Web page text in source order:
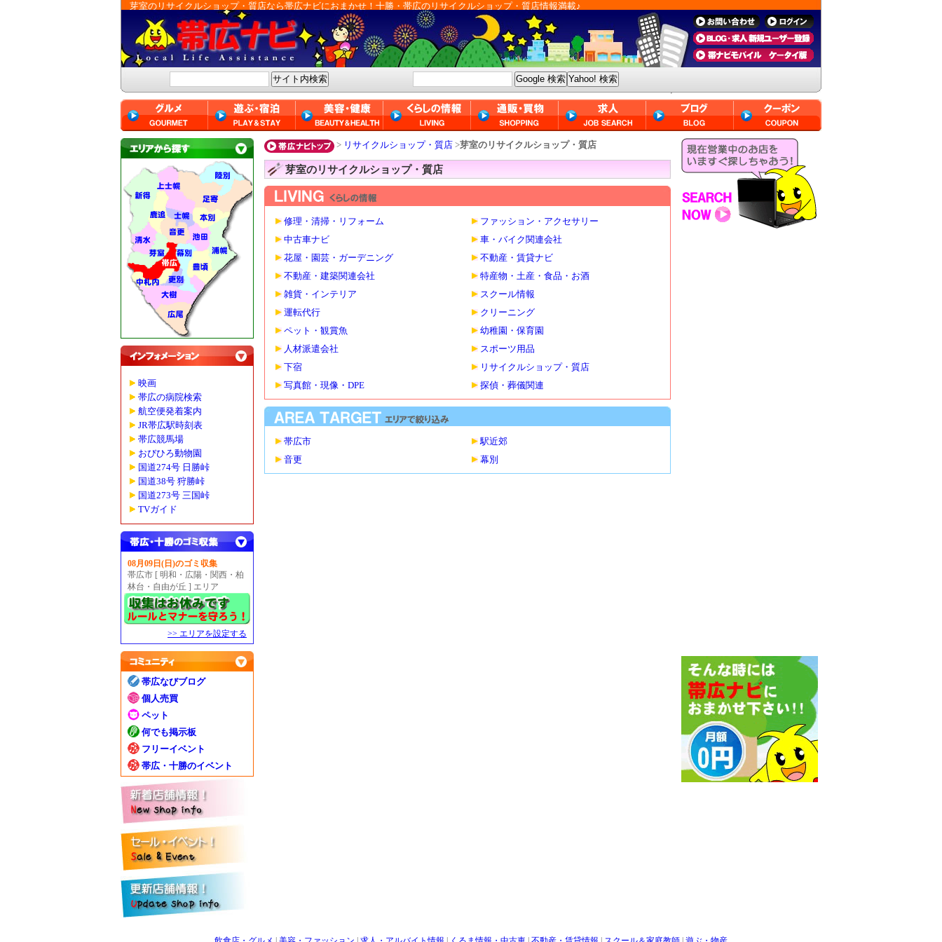
芽室のリサイクルショップ・質店なら帯広ナビにおまかせ！十勝・帯広のリサイクルショップ・質店情報満載♪
映画
帯広の病院検索
航空便発着案内
JR帯広駅時刻表
帯広競馬場
おびひろ動物園
国道274号 日勝峠
国道38号 狩勝峠
国道273号 三国峠
TVガイド
08月09日(日)のゴミ収集
帯広市 [ 明和・広陽・関西・柏
林台・自由が丘 ] エリア
>> エリアを設定する
帯広なびブログ
個人売買
ペット
何でも掲示板
フリーイベント
帯広・十勝のイベント
> リサイクルショップ・質店 >芽室のリサイクルショップ・質店
芽室のリサイクルショップ・質店
修理・清掃・リフォーム
ファッション・アクセサリー
中古車ナビ
車・バイク関連会社
花屋・園芸・ガーデニング
不動産・賃貸ナビ
不動産・建築関連会社
特産物・土産・食品・お酒
雑貨・インテリア
スクール情報
運転代行
クリーニング
ペット・観賞魚
幼稚園・保育園
人材派遣会社
スポーツ用品
下宿
リサイクルショップ・質店
写真館・現像・DPE
探偵・葬儀関連
帯広市
駅近郊
音更
幕別